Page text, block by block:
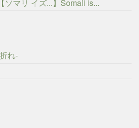
ソマリ イズ...】Somali is...
れ-